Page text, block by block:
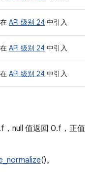
在 API 级别 24 中引入
在 API 级别 24 中引入
在 API 级别 24 中引入
，null 值返回 0.f，正值
()。